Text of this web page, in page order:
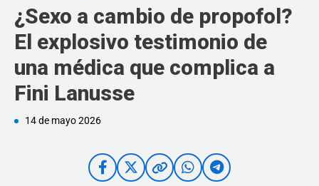
¿Sexo a cambio de propofol?
El explosivo testimonio de
una médica que complica a
Fini Lanusse
14 de mayo 2026